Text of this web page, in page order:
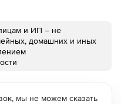
и ИП – не
домашних и иных
мы не можем сказать